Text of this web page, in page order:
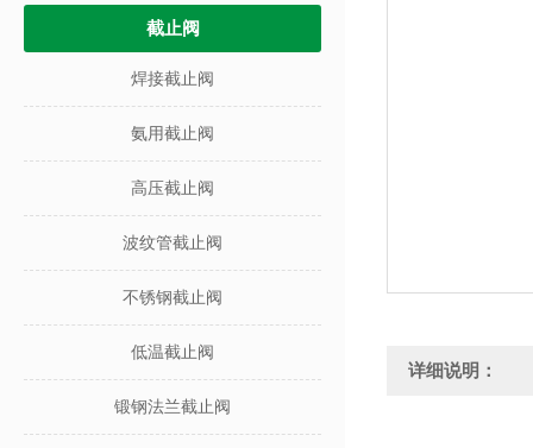
截止阀
焊接截止阀
氨用截止阀
高压截止阀
波纹管截止阀
不锈钢截止阀
低温截止阀
锻钢法兰截止阀
详细说明：